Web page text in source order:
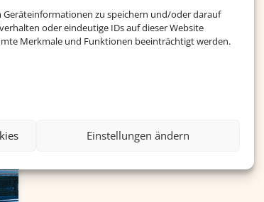
Geräteinformationen zu speichern und/oder darauf
oder eindeutige IDs auf dieser Website
Merkmale und Funktionen beeinträchtigt werden.
Einstellungen ändern
Reise